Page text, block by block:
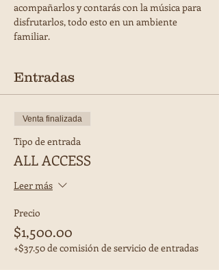
acompañarlos y contarás con la música para
disfrutarlos, todo esto en un ambiente
familiar.
Entradas
Venta finalizada
Tipo de entrada
ALL ACCESS
Leer más
Precio
$1,500.00
+$37.50 de comisión de servicio de entradas